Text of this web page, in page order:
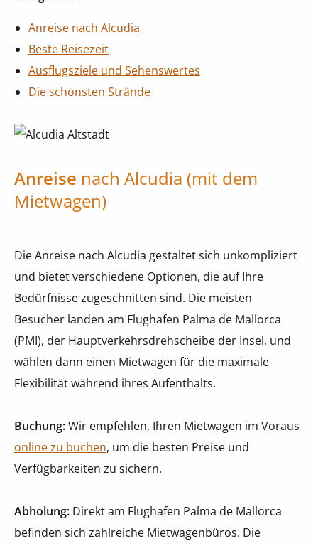
Anreise nach Alcudia
Beste Reisezeit
Ausflugsziele und Sehenswertes
Die schönsten Strände
Anreise nach Alcudia (mit dem
Mietwagen)
Die Anreise nach Alcudia gestaltet sich unkompliziert
und bietet verschiedene Optionen, die auf Ihre
Bedürfnisse zugeschnitten sind. Die meisten
Besucher landen am Flughafen Palma de Mallorca
(PMI), der Hauptverkehrsdrehscheibe der Insel, und
wählen dann einen Mietwagen für die maximale
Flexibilität während ihres Aufenthalts.
Buchung:Wir empfehlen, Ihren Mietwagen im Voraus
online zu buchen, um die besten Preise und
Verfügbarkeiten zu sichern.
Abholung: Direkt am Flughafen Palma de Mallorca
befinden sich zahlreiche Mietwagenbüros. Die